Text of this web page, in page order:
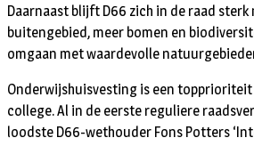
Daarnaast blijft D66 zich in de raad
buitengebied, meer bomen en
omgaan met waardevolle
Onderwijshuisvesting is een topprioriteit
college. Al in de eerste reguliere
loodste D66-wethouder Fons Potters